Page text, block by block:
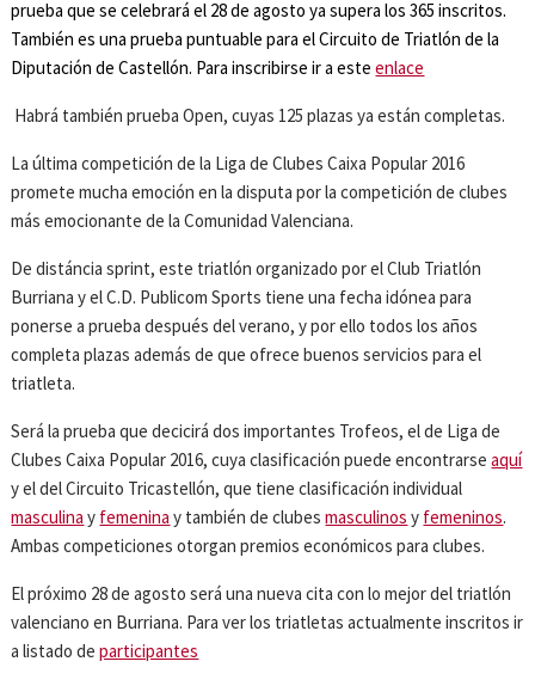
prueba que se celebrará el 28 de agosto ya supera los 365 inscritos.
También es una prueba puntuable para el Circuito de Triatlón de la
Diputación de Castellón. Para inscribirse ir a esteenlace
Habrá también prueba Open, cuyas 125 plazas ya están completas.
La última competición de la Liga de Clubes Caixa Popular 2016
promete mucha emoción en la disputa por la competición de clubes
más emocionante de la Comunidad Valenciana.
De distáncia sprint, este triatlón organizado por el Club Triatlón
Burriana y el C.D. Publicom Sports tiene una fecha idónea para
ponerse a prueba después del verano, y por ello todos los años
completa plazas además de que ofrece buenos servicios para el
triatleta.
Será la prueba que decicirá dos importantes Trofeos, el de Liga de
Clubes Caixa Popular 2016, cuya clasificación puede encontrarseaquí
y el del Circuito Tricastellón, que tiene clasificación individual
masculina y femenina y también de clubesmasculinos y femeninos.
Ambas competiciones otorgan premios económicos para clubes.
El próximo 28 de agosto será una nueva cita con lo mejor del triatlón
valenciano en Burriana. Para ver los triatletas actualmente inscritos ir
a listado departicipantes